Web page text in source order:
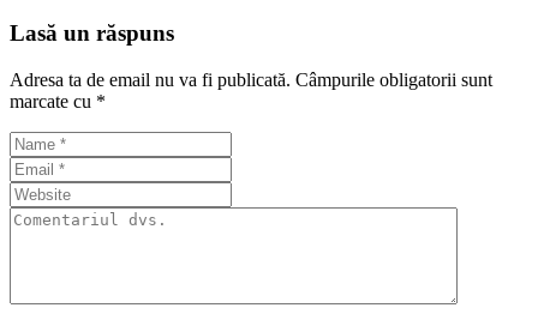
Lasă un răspuns
Adresa ta de email nu va fi publicată. Câmpurile obligatorii sunt
marcate cu *